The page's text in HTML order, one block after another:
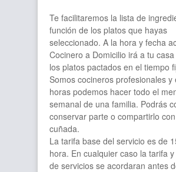
Te facilitaremos la lista de
función de los platos que hayas
seleccionado. A la hora y fecha
Cocinero a Domicilio irá a tu
los platos pactados en el tiempo
Somos cocineros profesionales y
horas podemos hacer todo el
semanal de una familia. Podrás
conservar parte o compartirlo
cuñada.
La tarifa base del servicio es de
hora. En cualquier caso la tarifa
de servicios se acordaran antes